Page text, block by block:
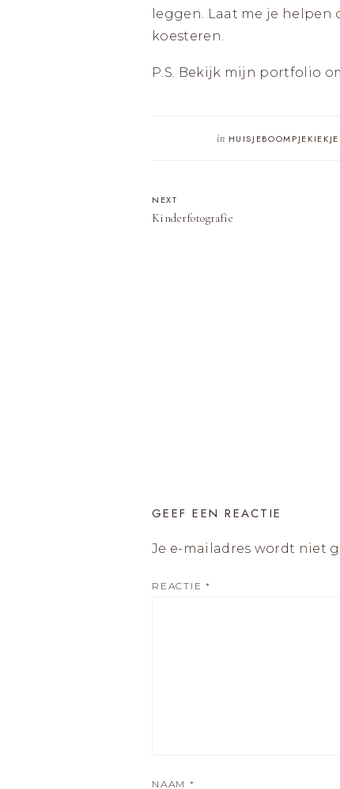
leggen. Laat me je
koesteren.
P.S. Bekijk mijn portfolio
in HUISJEBOOMPJEKIEKJE
NEXT
Kinderfotografie
GEEF EEN REACTIE
Je e-mailadres wordt niet
REACTIE*
NAAM *